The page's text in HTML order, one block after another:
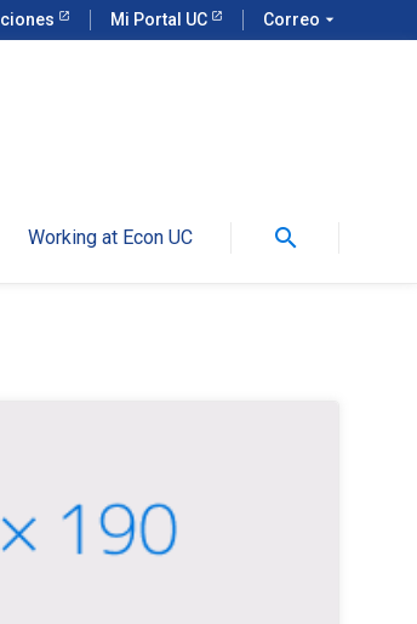
Mi Portal UC Correo arrow_drop_down
Working at Econ UC search